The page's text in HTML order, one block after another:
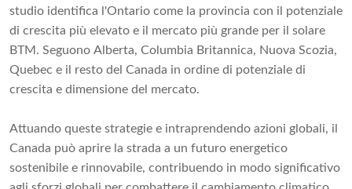
studio identifica l'Ontario come la provincia con il potenziale
di crescita più elevato e il mercato più grande per il solare
BTM. Seguono Alberta, Columbia Britannica, Nuova Scozia,
Quebec e il resto del Canada in ordine di potenziale di
crescita e dimensione del mercato.
Attuando queste strategie e intraprendendo azioni globali, il
Canada può aprire la strada a un futuro energetico
sostenibile e rinnovabile, contribuendo in modo significativo